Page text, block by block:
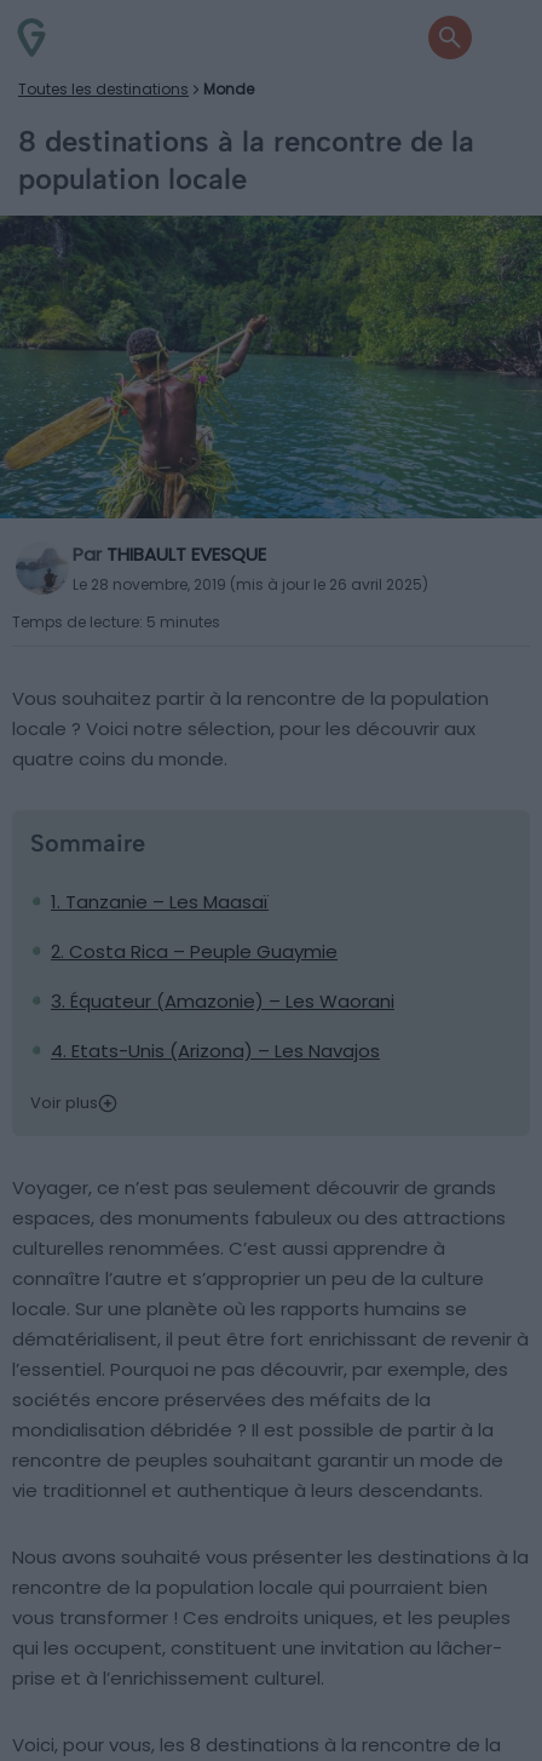
Toutes les destinations Monde
8 destinations à la rencontre de la
population locale
Par THIBAULT EVESQUE
Le 28 novembre, 2019 (mis à jour le 26 avril 2025)
Temps de lecture: 5 minutes
Vous souhaitez partir à la rencontre de la population
locale ? Voici notre sélection, pour les découvrir aux
quatre coins du monde.
Sommaire
1. Tanzanie – Les Maasaï
2. Costa Rica – Peuple Guaymie
3. Équateur (Amazonie) – Les Waorani
4. Etats-Unis (Arizona) – Les Navajos
Voir plus
Voyager, ce n’est pas seulement découvrir de grands
espaces, des monuments fabuleux ou des attractions
culturelles renommées. C’est aussi apprendre à
connaître l’autre et s’approprier un peu de la culture
locale. Sur une planète où les rapports humains se
dématérialisent, il peut être fort enrichissant de revenir à
l’essentiel. Pourquoi ne pas découvrir, par exemple, des
sociétés encore préservées des méfaits de la
mondialisation débridée ? Il est possible de partir à la
rencontre de peuples souhaitant garantir un mode de
vie traditionnel et authentique à leurs descendants.
Nous avons souhaité vous présenter les destinations à la
rencontre de la population locale qui pourraient bien
vous transformer ! Ces endroits uniques, et les peuples
qui les occupent, constituent une invitation au lâcher-
prise et à l’enrichissement culturel.
Voici, pour vous, les 8 destinations à la rencontre de la